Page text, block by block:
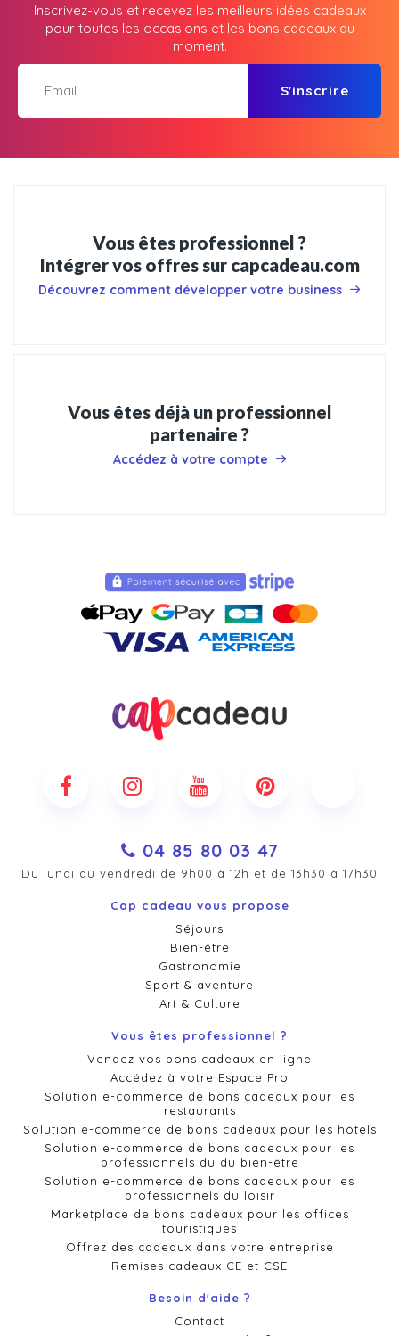
Inscrivez-vous et recevez les meilleurs idées cadeaux
pour toutes les occasions et les bons cadeaux du
moment.
S'inscrire
Vous êtes professionnel ?
Intégrer vos offres sur capcadeau.com
Découvrez comment développer votre business
Vous êtes déjà un professionnel
partenaire ?
Accédez à votre compte
04 85 80 03 47
Du lundi au vendredi de 9h00 à 12h et de 13h30 à 17h30
Cap cadeau vous propose
Séjours
Bien-être
Gastronomie
Sport & aventure
Art & Culture
Vous êtes professionnel ?
Vendez vos bons cadeaux en ligne
Accédez à votre Espace Pro
Solution e-commerce de bons cadeaux pour les
restaurants
Solution e-commerce de bons cadeaux pour les hôtels
Solution e-commerce de bons cadeaux pour les
professionnels du du bien-être
Solution e-commerce de bons cadeaux pour les
professionnels du loisir
Marketplace de bons cadeaux pour les offices
touristiques
Offrez des cadeaux dans votre entreprise
Remises cadeaux CE et CSE
Besoin d'aide ?
Contact